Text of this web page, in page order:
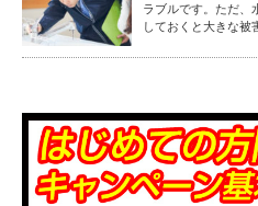
ラブルです。ただ、
しておくと大きな被